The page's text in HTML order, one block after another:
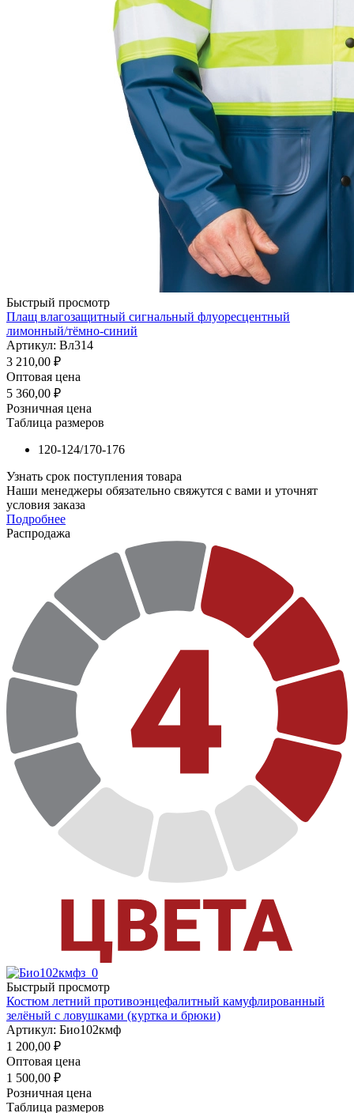
Быстрый просмотр
Плащ влагозащитный сигнальный флуоресцентный
лимонный/тёмно-синий
Артикул: Вл314
3 210,00 ₽
Оптовая цена
5 360,00 ₽
Розничная цена
Таблица размеров
120-124/170-176
Узнать срок поступления товара
Наши менеджеры обязательно свяжутся с вами и уточнят
условия заказа
Подробнее
Распродажа
Быстрый просмотр
Костюм летний противоэнцефалитный камуфлированный
зелёный с ловушками (куртка и брюки)
Артикул: Био102кмф
1 200,00 ₽
Оптовая цена
1 500,00 ₽
Розничная цена
Таблица размеров